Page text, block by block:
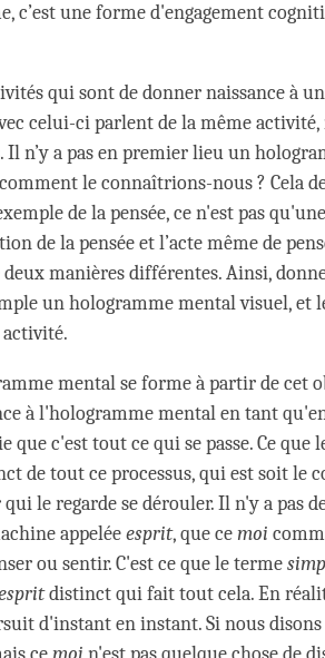
c’est une forme d'engagement
qui sont de donner naissance à
celui-ci parlent de la même
n’y a pas en premier lieu un
le connaîtrions-nous ? Cela
de la pensée, ce n'est pas
de la pensée et l’acte même de
manières différentes. Ainsi,
un hologramme mental visuel, et
activité.
mental se forme à partir de cet
à l'hologramme mental en tant
que c'est tout ce qui se passe. Ce que
de tout ce processus, qui est soit le
le regarde se dérouler. Il n'y a pas
appeléeesprit, que cemoi
ou sentir. C'est ce que le terme
distinct qui fait tout cela. En
d'instant en instant. Si nous disons